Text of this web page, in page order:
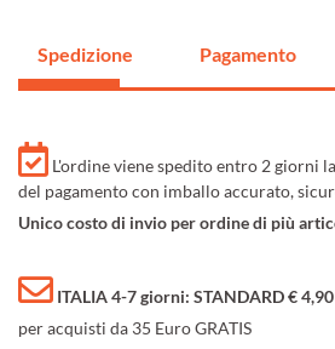
Spedizione Pagamento
L'ordine viene spedito entro 2 giorni
del pagamento con imballo accurato,
Unico costo di invio per ordine di più
ITALIA 4-7 giorni: STANDARD € 4,90
per acquisti da 35 Euro GRATIS